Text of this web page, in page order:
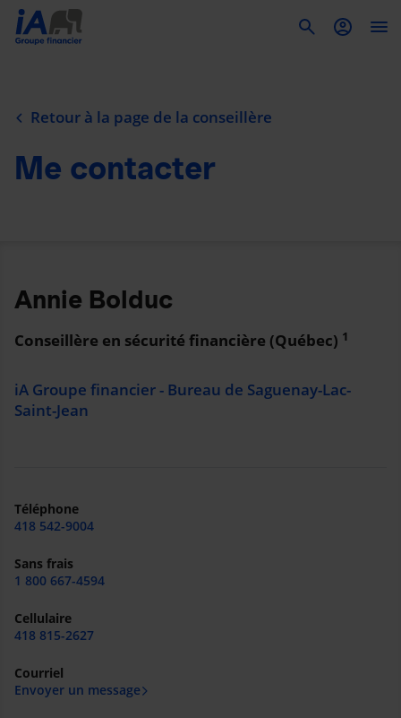
Retour à la page de la conseillère
Me contacter
Annie Bolduc
Conseillère en sécurité financière (Québec) 1
iA Groupe financier - Bureau de Saguenay-Lac-
Saint-Jean
Téléphone
418 542-9004
Sans frais
1 800 667-4594
Cellulaire
418 815-2627
Courriel
Envoyer un message